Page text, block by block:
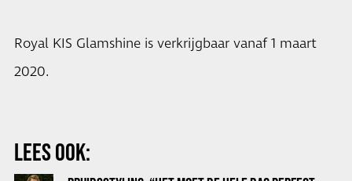
Royal KIS Glamshine is verkrijgbaar vanaf 1 maart
2020.
LEES OOK: